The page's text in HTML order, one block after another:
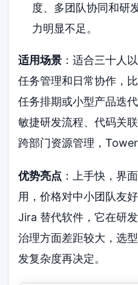
度、多团队协同和研
力明显不足。
适用场景 ：适合三十人
任务管理和日常协作，
任务排期或小型产品迭
敏捷研发流程、代码关
跨部门资源管理，Tower
优势亮点 ：上手快，界
用，价格对中小团队友
Jira 替代软件，它在研
治理方面差距较大，选
发复杂度再决定。